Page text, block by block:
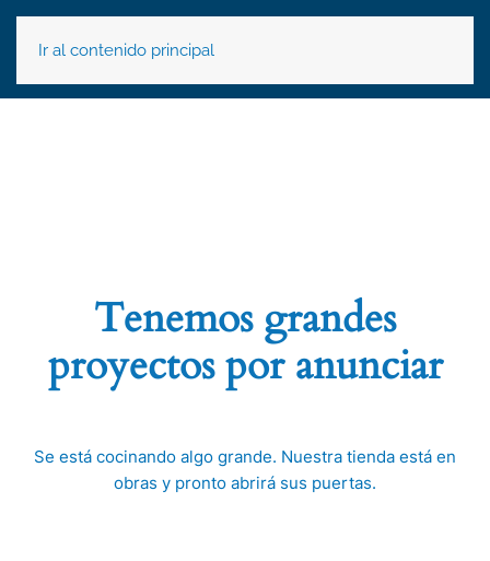
Ir al contenido principal
Tenemos grandes
proyectos por anunciar
Se está cocinando algo grande. Nuestra tienda está en
obras y pronto abrirá sus puertas.